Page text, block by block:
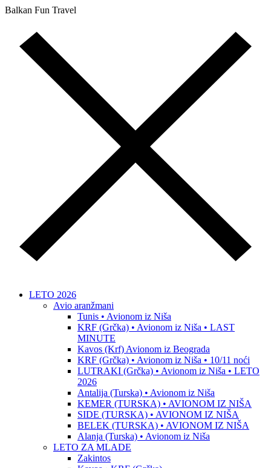
Balkan Fun Travel
LETO 2026
Avio aranžmani
Tunis • Avionom iz Niša
KRF (Grčka) • Avionom iz Niša • LAST
MINUTE
Kavos (Krf) Avionom iz Beograda
KRF (Grčka) • Avionom iz Niša • 10/11 noći
LUTRAKI (Grčka) • Avionom iz Niša • LETO
2026
Antalija (Turska) • Avionom iz Niša
KEMER (TURSKA) • AVIONOM IZ NIŠA
SIDE (TURSKA) • AVIONOM IZ NIŠA
BELEK (TURSKA) • AVIONOM IZ NIŠA
Alanja (Turska) • Avionom iz Niša
LETO ZA MLADE
Zakintos